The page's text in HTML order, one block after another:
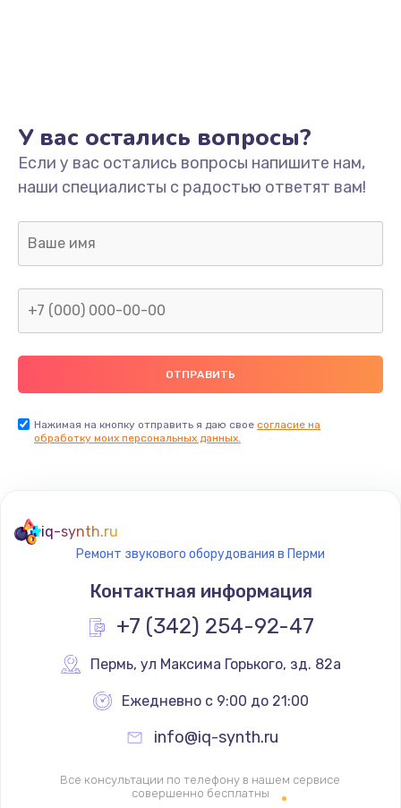
Замена/Pемонт карбюратора
1300 руб.
Заказать
Ремонт капиллярной трубки
400 руб.
Заказать
Замена термостата
1200 руб.
Заказать
Замена реле
700 руб.
У вас остались вопросы?
Если у вас остались вопросы напишите нам,
наши специалисты с радостью ответят вам!
Нажимая на кнопку отправить я даю свое согласие на
обработку моих персональных данных.
iq-synth.ru
Ремонт звукового оборудования в Перми
Контактная информация
+7 (342) 254-92-47
Пермь, ул Максима Горького, зд. 82а
Ежедневно с 9:00 до 21:00
info@iq-synth.ru
Все консультации по телефону в нашем сервисе
совершенно бесплатны